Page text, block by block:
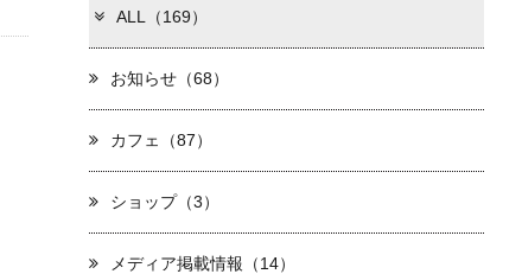
ALL（169）
お知らせ（68）
カフェ（87）
ショップ（3）
メディア掲載情報（14）